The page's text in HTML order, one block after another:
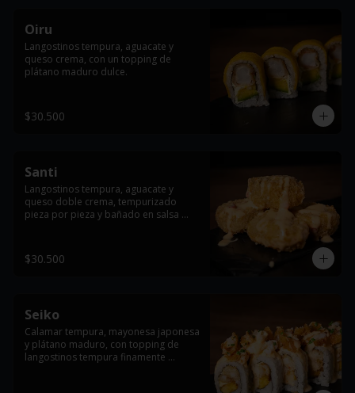
Oiru
Langostinos tempura, aguacate y
queso crema, con un topping de
plátano maduro dulce.
$30.500
Santi
Langostinos tempura, aguacate y
queso doble crema, tempurizado
pieza por pieza y bañado en salsa
$30.500
Seiko
Calamar tempura, mayonesa japonesa
y plátano maduro, con topping de
langostinos tempura finamente